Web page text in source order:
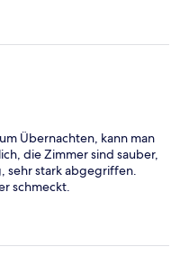
Übernachten, kann man
die Zimmer sind sauber,
sehr stark abgegriffen.
schmeckt.